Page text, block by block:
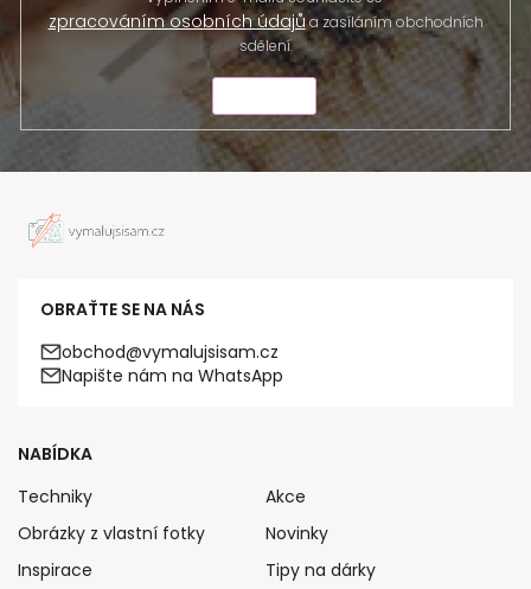
zpracováním osobních údajůa zasíláním obchodních
sdělení.
OBRAŤTE SE NA NÁS
obchod@vymalujsisam.cz
Napište nám na WhatsApp
NABÍDKA
Techniky
Obrázky z vlastní fotky
Inspirace
Akce
Novinky
Tipy na dárky